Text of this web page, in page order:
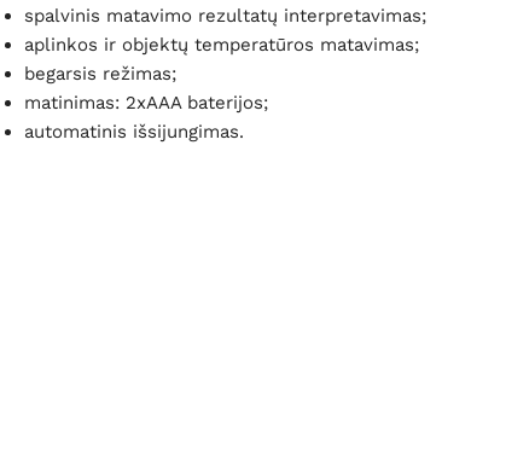
spalvinis matavimo rezultatų interpretavimas;
aplinkos ir objektų temperatūros matavimas;
begarsis režimas;
matinimas: 2xAAA baterijos;
automatinis išsijungimas.